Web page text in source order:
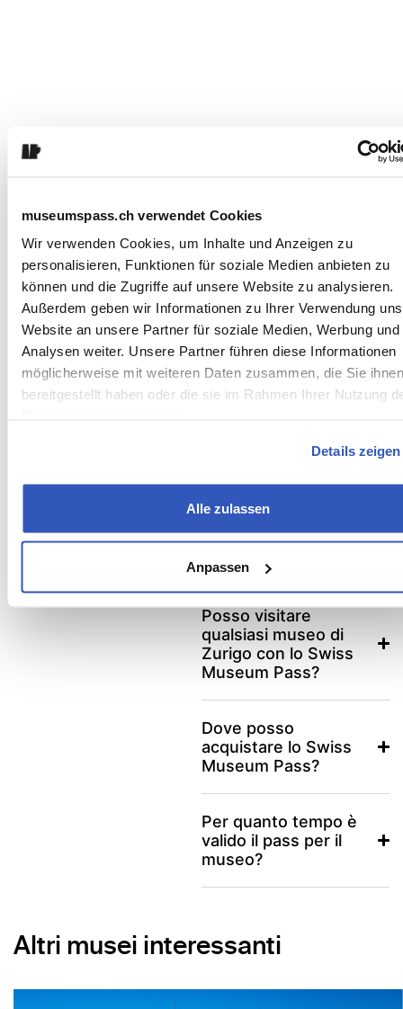
museumspass.ch verwendet Cookies
Wir verwenden Cookies, um Inhalte und Anzeigen zu
personalisieren, Funktionen für soziale Medien anbieten zu
können und die Zugriffe auf unsere Website zu analysieren.
Außerdem geben wir Informationen zu Ihrer Verwendung
Website an unsere Partner für soziale Medien, Werbung und
Analysen weiter. Unsere Partner führen diese Informationen
möglicherweise mit weiteren Daten zusammen, die Sie ihnen
bereitgestellt haben oder die sie im Rahmen Ihrer Nutzung
Details zeigen
Alle zulassen
Anpassen
Domande e
risposte
Che cos'è il Museo
FIFA di Zurigo?
Quanto costa
l'ingresso?
Ci sono eventi anche
apertura?
Qual è il museo più
visitato di Zurigo?
Posso visitare
qualsiasi museo di
Zurigo con lo Swiss
Museum Pass?
Dove posso
acquistare lo Swiss
Museum Pass?
Per quanto tempo è
valido il pass per il
museo?
Altri musei interessanti